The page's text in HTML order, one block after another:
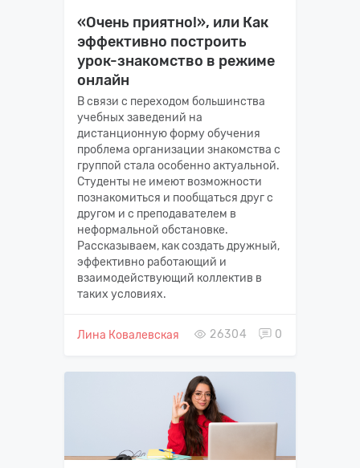
«Очень приятно!», или Как
эффективно построить
урок-знакомство в режиме
онлайн
В связи с переходом большинства
учебных заведений на
дистанционную форму обучения
проблема организации знакомства с
группой стала особенно актуальной.
Студенты не имеют возможности
познакомиться и пообщаться друг с
другом и с преподавателем в
неформальной обстановке.
Рассказываем, как создать дружный,
эффективно работающий и
взаимодействующий коллектив в
таких условиях.
Лина Ковалевская 26304 0